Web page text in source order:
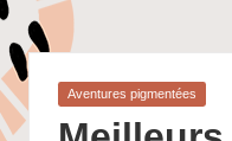
Posted
Aventures pigmentées